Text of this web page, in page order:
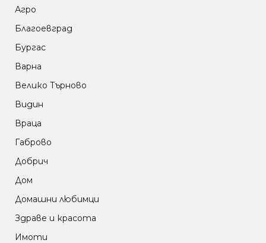
Агро
Благоевград
Бургас
Варна
Велико Търново
Видин
Враца
Габрово
Добрич
Дом
Домашни любимци
Здраве и красота
Имоти